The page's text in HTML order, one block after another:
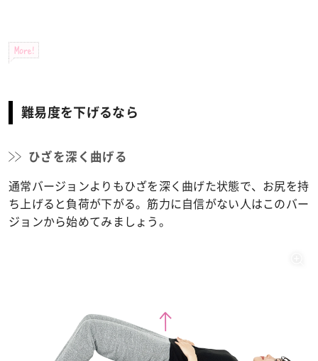
More!
難易度を下げるなら
ひざを深く曲げる
通常バージョンよりもひざを深く曲げた状態で、お尻を持
ち上げると負荷が下がる。筋力に自信がない人はこのバー
ジョンから始めてみましょう。